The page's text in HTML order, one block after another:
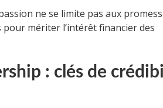
ne se limite pas aux
mériter l’intérêt financier des
: clés de